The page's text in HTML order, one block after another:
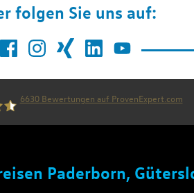
folgen Sie uns auf:
6630Bewertungen auf ProvenExpert.com
Paderborn,